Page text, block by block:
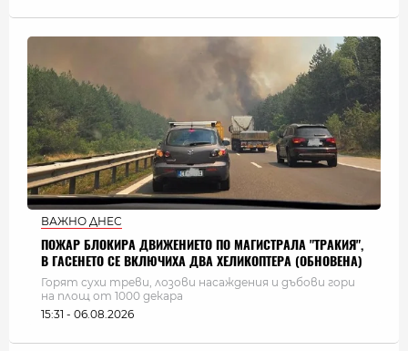
ВАЖНО ДНЕС
ПОЖАР БЛОКИРА ДВИЖЕНИЕТО ПО МАГИСТРАЛА "ТРАКИЯ",
В ГАСЕНЕТО СЕ ВКЛЮЧИХА ДВА ХЕЛИКОПТЕРА (ОБНОВЕНА)
Горят сухи треви, лозови насаждения и дъбови гори
на площ от 1000 декара
15:31 - 06.08.2026